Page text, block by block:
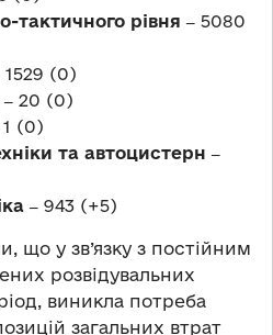
тактичного рівня ‒ 5080
1529 (0)
20 (0)
1 (0)
та автоцистерн ‒
‒ 943 (+5)
що у зв’язку з постійним
розвідувальних
виникла потреба
загальних втрат